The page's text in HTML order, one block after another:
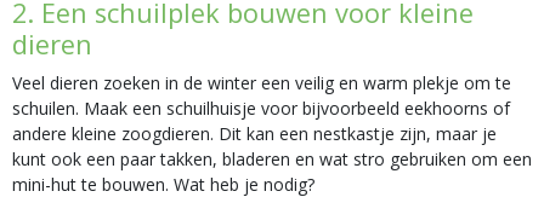
2. Een schuilplek bouwen voor kleine
dieren
Veel dieren zoeken in de winter een veilig en warm plekje om te
schuilen. Maak een schuilhuisje voor bijvoorbeeld eekhoorns of
andere kleine zoogdieren. Dit kan een nestkastje zijn, maar je
kunt ook een paar takken, bladeren en wat stro gebruiken om een
mini-hut te bouwen. Wat heb je nodig?